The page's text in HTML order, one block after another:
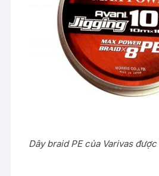
Dây braid PE của Varivas